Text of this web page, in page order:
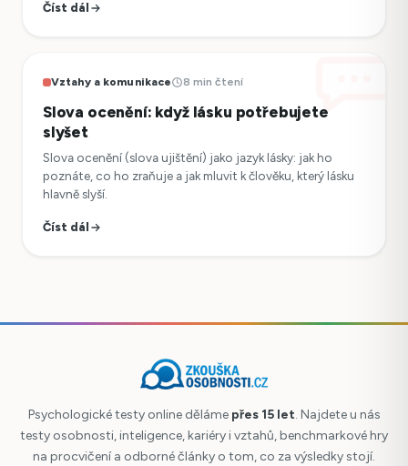
Číst dál
Vztahy a komunikace 8 min čtení
Slova ocenění: když lásku potřebujete
slyšet
Slova ocenění (slova ujištění) jako jazyk lásky: jak ho
poznáte, co ho zraňuje a jak mluvit k člověku, který lásku
hlavně slyší.
Číst dál
Psychologické testy online děláme přes 15 let. Najdete u nás
testy osobnosti, inteligence, kariéry i vztahů, benchmarkové hry
na procvičení a odborné články o tom, co za výsledky stojí.